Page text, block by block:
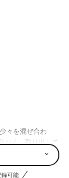
々を混ぜ合わ
おく。取り出して
に熱したサラダ油
ふる。こまかく
可能